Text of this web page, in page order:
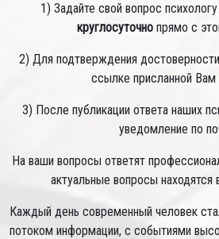
1) Задайте свой вопрос
круглосуточно прямо с
2) Для подтверждения
ссылке присланной Вам
3) После публикации ответа наших
уведомление по
На ваши вопросы ответят
актуальные вопросы находятся
Каждый день современный человек
потоком информации, с событиями